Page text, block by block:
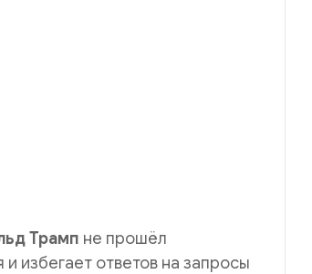
Трамп не прошёл
избегает ответов на запросы